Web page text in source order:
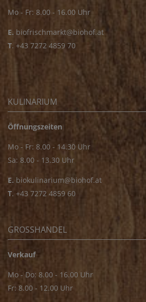
Mo - Fr: 8.00 - 16.00 Uhr
E. biofrischmarkt@biohof.at
T. +43 7272 4859 70
KULINARIUM
Öffnungszeiten
Mo - Fr: 8.00 - 14.30 Uhr
Sa: 8.00 - 13.30 Uhr
E. biokulinarium@biohof.at
T. +43 7272 4859 60
GROSSHANDEL
Verkauf
Mo - Do: 8.00 - 16.00 Uhr
Fr: 8.00 - 12.00 Uhr